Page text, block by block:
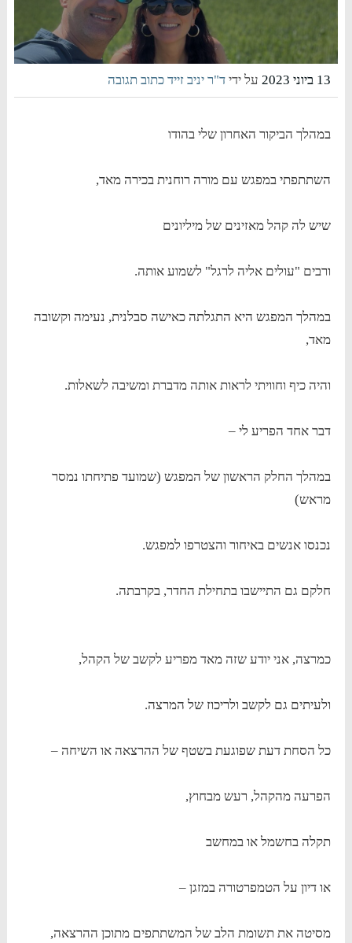
13 ביוני 2023 על ידיד"ר יניב זייד כתוב תגובה
במהלך הביקור האחרון שלי בהודו
השתתפתי במפגש עם מורה רוחנית בכירה מאד,
שיש לה קהל מאזינים של מיליונים
ורבים "עולים אליה לרגל" לשמוע אותה.
במהלך המפגש היא התגלתה כאישה סבלנית, נעימה וקשובה
מאד,
והיה כיף וחוויתי לראות אותה מדברת ומשיבה לשאלות.
דבר אחד הפריע לי –
במהלך החלק הראשון של המפגש (שמועד פתיחתו נמסר
מראש)
נכנסו אנשים באיחור והצטרפו למפגש.
חלקם גם התיישבו בתחילת החדר, בקרבתה.
כמרצה, אני יודע שזה מאד מפריע לקשב של הקהל,
ולעיתים גם לקשב ולריכוז של המרצה.
כל הסחת דעת שפוגעת בשטף של ההרצאה או השיחה –
הפרעה מהקהל, רעש מבחוץ,
תקלה בחשמל או במחשב
או דיון על הטמפרטורה במזגן –
מסיטה את תשומת הלב של המשתתפים מתוכן ההרצאה,